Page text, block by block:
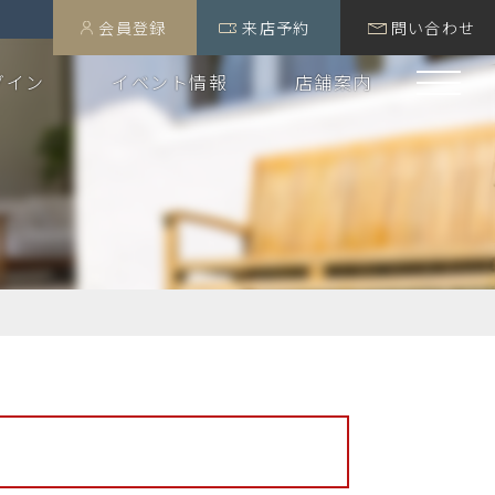
会員登録 来店予約 問い合わせ
ン イベント情報 店舗案内